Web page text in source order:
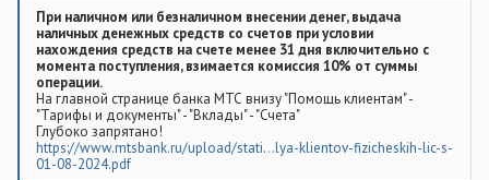
При наличном или безналичном внесении денег, выдача
наличных денежных средств со счетов при условии
нахождения средств на счете менее 31 дня включительно с
момента поступления, взимается комиссия 10% от суммы
операции.
На главной странице банка МТС внизу "Помощь клиентам" -
"Тарифы и документы" - "Вклады" - "Счета"
Глубоко запрятано!
https://www.mtsbank.ru/upload/stati...lya-klientov-fizicheskih-lic-s-
01-08-2024.pdf